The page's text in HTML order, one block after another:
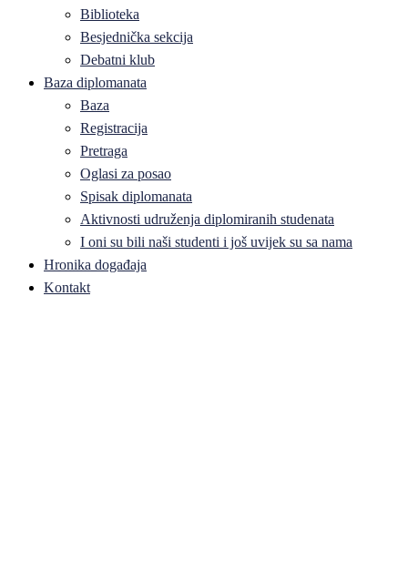
Biblioteka
Besjednička sekcija
Debatni klub
Baza diplomanata
Baza
Registracija
Pretraga
Oglasi za posao
Spisak diplomanata
Aktivnosti udruženja diplomiranih studenata
I oni su bili naši studenti i još uvijek su sa nama
Hronika događaja
Kontakt